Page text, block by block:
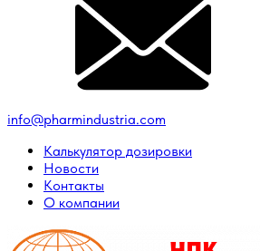
info@pharmindustria.com
Калькулятор дозировки
Новости
Контакты
О компании